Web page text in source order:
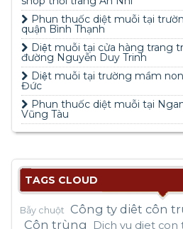
Phun thuốc diệt muỗi tại
quận Bình Thạnh
Diệt muỗi tại cửa hàng trang
đường Nguyễn Duy Trinh
Diệt muỗi tại trường mầm
Đức
Phun thuốc diệt muỗi tại
Vũng Tàu
TAGS CLOUD
Bẫy chuột Công ty diêt côn
Côn trùng Dich vu diet con